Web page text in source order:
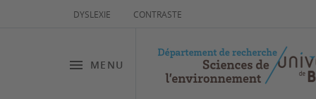
DYSLEXIE CONTRASTE
MENU